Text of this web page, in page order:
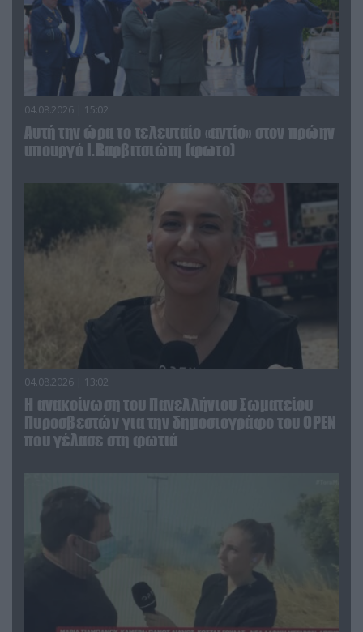
04.08.2026 | 15:02
Αυτή την ώρα το τελευταίο «αντίο» στον πρώην
υπουργό Ι.Βαρβιτσιώτη (φωτο)
04.08.2026 | 13:02
Η ανακοίνωση του Πανελλήνιου Σωματείου
Πυροσβεστών για την δημοσιογράφο του OPEN
που γέλασε στη φωτιά